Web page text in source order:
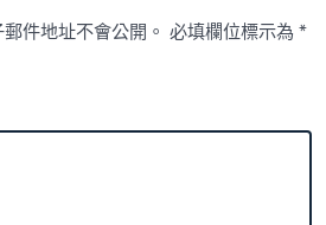
件地址不會公開。 必填欄位標示為*